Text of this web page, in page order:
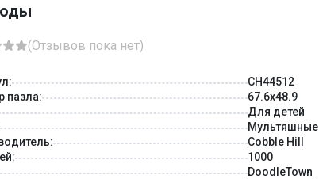
(Отзывов пока нет)
CH44512
пазла:
67.6x48.9
Для детей
Мультяшные
Cobble Hill
1000
DoodleTown